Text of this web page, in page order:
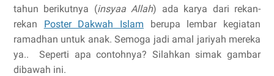
tahun berikutnya (insyaa Allah) ada karya dari rekan-
rekan Poster Dakwah Islam berupa lembar kegiatan
ramadhan untuk anak. Semoga jadi amal jariyah mereka
ya.. Seperti apa contohnya? Silahkan simak gambar
dibawah ini.